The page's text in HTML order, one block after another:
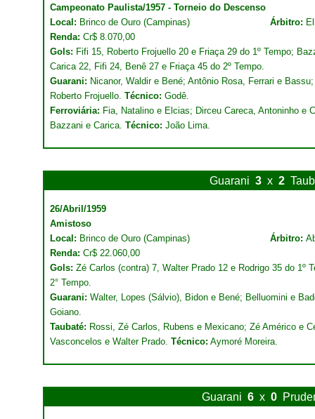
Campeonato Paulista/1957 - Torneio do Descenso
Local: Brinco de Ouro (Campinas) Árbitro:
Renda: Cr$ 8.070,00
Gols: Fifi 15, Roberto Frojuello 20 e Friaça 29 do 1º Tempo;
Carica 22, Fifi 24, Benê 27 e Friaça 45 do 2º Tempo.
Guarani: Nicanor, Waldir e Bené; Antônio Rosa, Ferrari e
Roberto Frojuello. Técnico: Godê.
Ferroviária: Fia, Natalino e Elcias; Dirceu Careca, Antoninho e
Bazzani e Carica. Técnico: João Lima.
Guarani 3 x 2
26/Abril/1959
Amistoso
Local: Brinco de Ouro (Campinas) Árbitro:
Renda: Cr$ 22.060,00
Gols: Zé Carlos (contra) 7, Walter Prado 12 e Rodrigo 35 do 1º
2° Tempo.
Guarani: Walter, Lopes (Sálvio), Bidon e Bené; Belluomini e
Goiano.
Taubaté: Rossi, Zé Carlos, Rubens e Mexicano; Zé Américo e
Vasconcelos e Walter Prado. Técnico: Aymoré Moreira.
Guarani 6 x 0